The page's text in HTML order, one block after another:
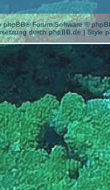
phpBB® Forum Software ©
durch phpBB.de | Style